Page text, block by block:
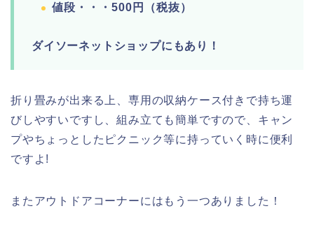
値段・・・500円（税抜）
ダイソーネットショップにもあり！
折り畳みが出来る上、専用の収納ケース付きで持ち運
びしやすいですし、組み立ても簡単ですので、キャン
プやちょっとしたピクニック等に持っていく時に便利
ですよ!
またアウトドアコーナーにはもう一つありました！